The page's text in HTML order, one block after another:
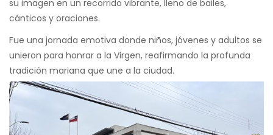
su imagen en un recorrido vibrante, lleno de bailes,
cánticos y oraciones.
Fue una jornada emotiva donde niños, jóvenes y adultos se
unieron para honrar a la Virgen, reafirmando la profunda
tradición mariana que une a la ciudad.